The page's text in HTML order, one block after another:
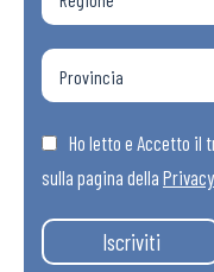
Ho letto e Accetto il
sulla pagina della
Iscriviti